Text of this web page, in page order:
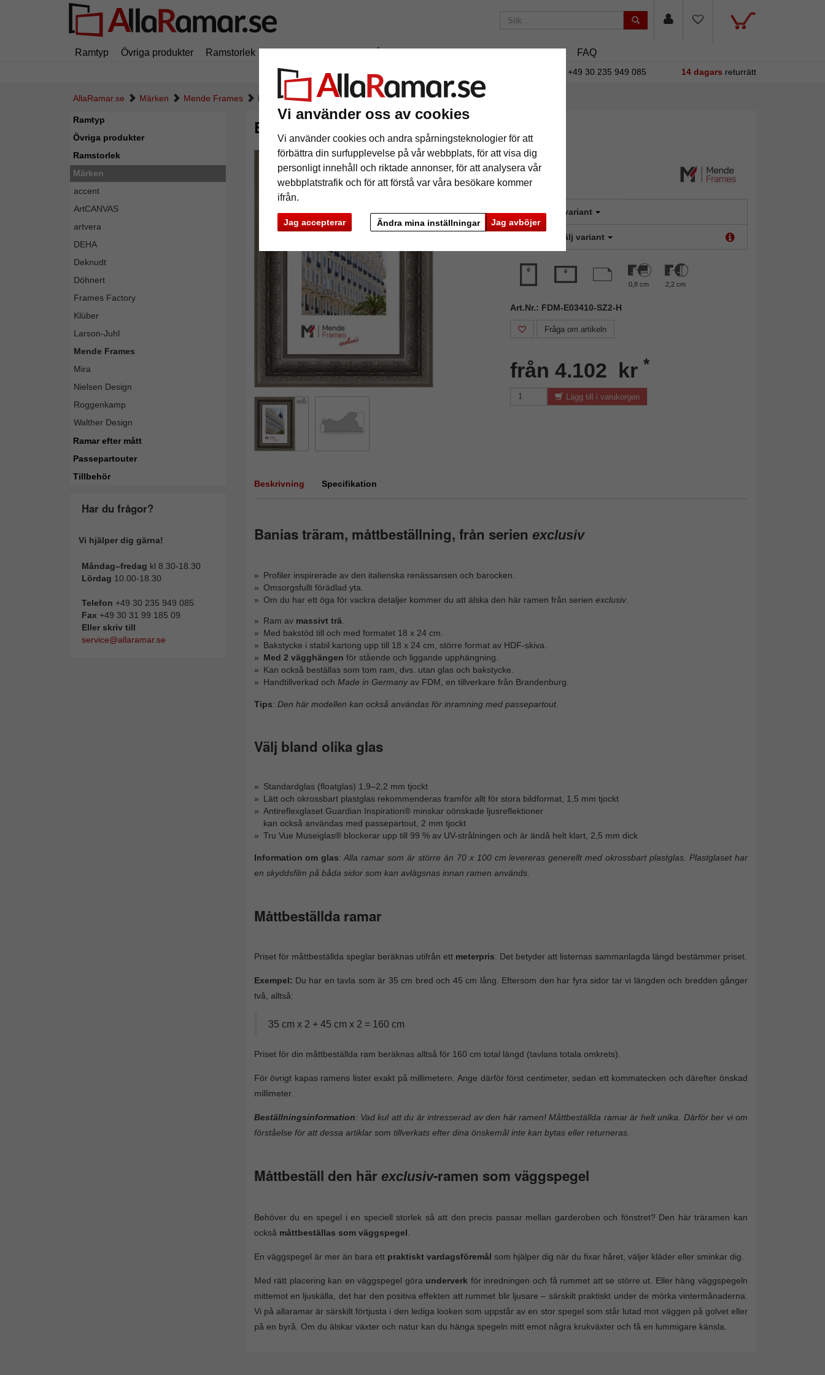
Vi använder oss av cookies
Vi använder cookies och andra spårningsteknologier för att
förbättra din surfupplevelse på vår webbplats, för att visa dig
personligt innehåll och riktade annonser, för att analysera vår
webbplatstrafik och för att förstå var våra besökare kommer
ifrån.
Jag accepterar Jag avböjer
Ändra mina inställningar
Ramtyp Övriga produkter Ramstorlek FAQ
195 kr i leveranskostnad. +49 30 235 949 085 14 dagars returrätt
AllaRamar.se Märken Mende Frames Exklusiv träram Banias måttbeställd
Ramtyp
Övriga produkter
Ramstorlek
Märken
accent
ArtCANVAS
artvera
DEHA
Deknudt
Döhnert
Frames Factory
Klüber
Larson-Juhl
Mende Frames
Mira
Nielsen Design
Roggenkamp
Walther Design
Ramar efter mått
Passepartouter
Tillbehör
Har du frågor?
Vi hjälper dig gärna!
Måndag–fredag kl 8.30-18.30
Lördag 10.00-18.30
Telefon +49 30 235 949 085
Fax +49 30 31 99 185 09
Eller skriv till
service@allaramar.se
Exklusiv träram Banias måttbeställd
Tillbaka
färg: Välj variant
Välj variant
0,8 cm 2,2 cm
Art.Nr.: FDM-E03410-SZ2-H
Fråga om artikeln
från 4.102 kr *
Lägg till i varukorgen
Beskrivning Specifikation
Banias träram, måttbeställning, från serien exclusiv
Profiler inspirerade av den italienska renässansen och barocken.
Omsorgsfullt förädlad yta.
Om du har ett öga för vackra detaljer kommer du att älska den här ramen från serien exclusiv.
Ram av massivt trä
Med bakstöd till och med formatet 18 x 24 cm.
Bakstycke i stabil kartong upp till 18 x 24 cm, större format av HDF-skiva.
Med 2 vägghängen för stående och liggande upphängning.
Kan också beställas som tom ram, dvs. utan glas och bakstycke.
Handtillverkad och Made in Germanyav FDM, en tillverkare från Brandenburg.
Tips: Den här modellen kan också användas för inramning med passepartout.
Välj bland olika glas
Standardglas (floatglas) 1,9–2,2 mm tjockt
Lätt och okrossbart plastglas rekommenderas framför allt för stora bildformat, 1,5 mm tjockt
Antireflexglaset Guardian Inspiration® minskar oönskade ljusreflektioner
kan också användas med passepartout, 2 mm tjockt
Tru Vue Museiglas® blockerar upp till 99 % av UV-strålningen och är ändå helt klart, 2,5 mm dick
Information om glas: Alla ramar som är större än 70 x 100 cm levereras generellt med okrossbart plastglas. Plastglaset har
en skyddsfilm på båda sidor som kan avlägsnas innan ramen används.
Måttbeställda ramar
Priset för måttbeställda speglar beräknas utifrån ett meterpris . Det betyder att listernas sammanlagda längd bestämmer priset.
Exempel: Du har en tavla som är 35 cm bred och 45 cm lång. Eftersom den har fyra sidor tar vi längden och bredden gånger
två, alltså:
35 cm x 2 + 45 cm x 2 = 160 cm
Priset för din måttbeställda ram beräknas alltså för 160 cm total längd (tavlans totala omkrets).
För övrigt kapas ramens lister exakt på millimetern. Ange därför först centimeter, sedan ett kommatecken och därefter önskad
millimeter.
Beställningsinformation: Vad kul att du är intresserad av den här ramen! Måttbeställda ramar är helt unika. Därför ber vi om
förståelse för att dessa artiklar som tillverkats efter dina önskemål inte kan bytas eller returneras.
Måttbeställ den här exclusiv-ramen som väggspegel
Behöver du en spegel i en speciell storlek så att den precis passar mellan garderoben och fönstret? Den här träramen kan
också måttbeställas som väggspegel
En väggspegel är mer än bara ett praktiskt vardagsföremål som hjälper dig när du fixar håret, väljer kläder eller sminkar dig.
Med rätt placering kan en väggspegel göra underverk för inredningen och få rummet att se större ut. Eller häng väggspegeln
mittemot en ljuskälla, det har den positiva effekten att rummet blir ljusare – särskilt praktiskt under de mörka vintermånaderna.
Vi på allaramar är särskilt förtjusta i den lediga looken som uppstår av en stor spegel som står lutad mot väggen på golvet eller
på en byrå. Om du älskar växter och natur kan du hänga spegeln mitt emot några krukväxter och få en lummigare känsla.